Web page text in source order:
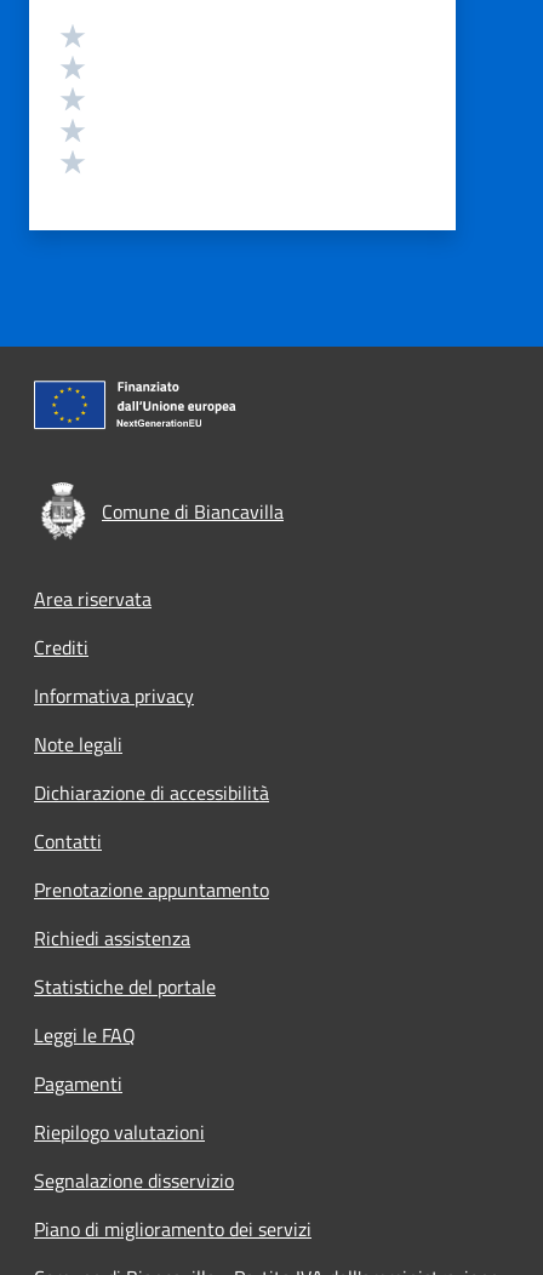
Valutazione
Comune di Biancavilla
Footer menu
Area riservata
Crediti
Informativa privacy
Note legali
Dichiarazione di accessibilità
Contatti
Prenotazione appuntamento
Richiedi assistenza
Statistiche del portale
Leggi le FAQ
Pagamenti
Riepilogo valutazioni
Segnalazione disservizio
Piano di miglioramento dei servizi